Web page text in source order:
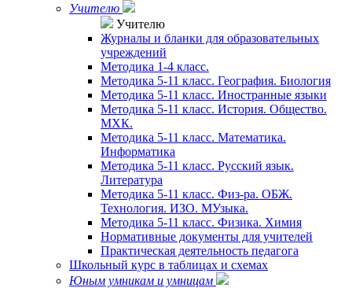
Учителю
Учителю
Журналы и бланки для образовательных
учреждений
Методика 1-4 класс.
Методика 5-11 класс. География. Биология
Методика 5-11 класс. Иностранные языки
Методика 5-11 класс. История. Общество.
МХК.
Методика 5-11 класс. Математика.
Информатика
Методика 5-11 класс. Русский язык.
Литература
Методика 5-11 класс. Физ-ра. ОБЖ.
Технология. ИЗО. МУзыка.
Методика 5-11 класс. Физика. Химия
Нормативные документы для учителей
Практическая деятельность педагога
Школьный курс в таблицах и схемах
Юным умникам и умницам